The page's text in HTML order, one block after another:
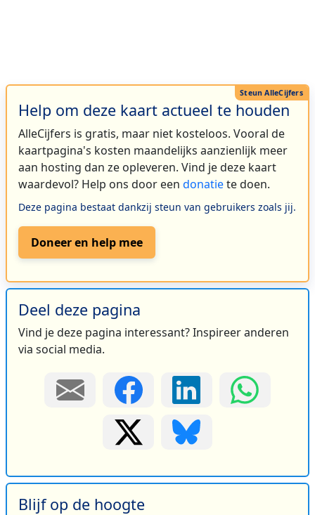
Help om deze kaart actueel te houden
AlleCijfers is gratis, maar niet kosteloos. Vooral de
kaartpagina's kosten maandelijks aanzienlijk meer
aan hosting dan ze opleveren. Vind je deze kaart
waardevol? Help ons door een donatiete doen.
Deze pagina bestaat dankzij steun van gebruikers zoals jij.
Doneer en help mee
Deel deze pagina
Vind je deze pagina interessant? Inspireer anderen
via social media.
Blijf op de hoogte